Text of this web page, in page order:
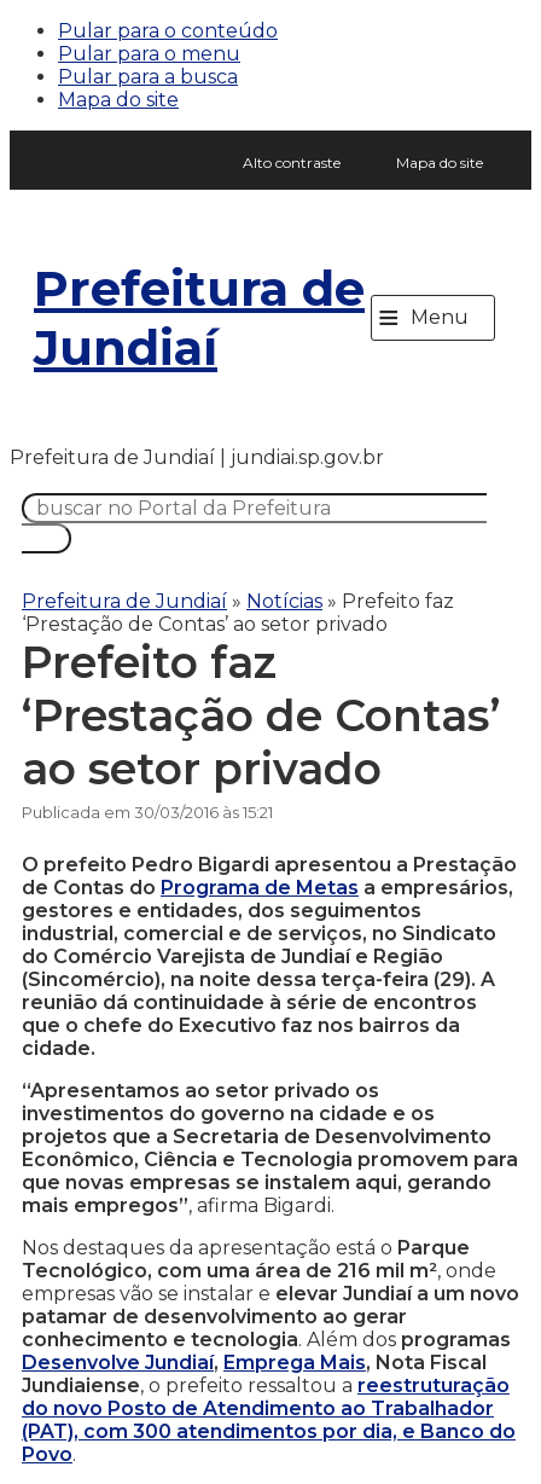
Pular para o conteúdo
Pular para o menu
Pular para a busca
Mapa do site
Alto contraste Mapa do site
Prefeitura de
Jundiaí
≡ Menu
Prefeitura de Jundiaí | jundiai.sp.gov.br
Prefeitura de Jundiaí » Notícias » Prefeito faz
‘Prestação de Contas’ ao setor privado
Prefeito faz
‘Prestação de Contas’
ao setor privado
Publicada em 30/03/2016 às 15:21
O prefeito Pedro Bigardi apresentou a Prestação
de Contas do Programa de Metas a empresários,
gestores e entidades, dos seguimentos
industrial, comercial e de serviços, no Sindicato
do Comércio Varejista de Jundiaí e Região
(Sincomércio), na noite dessa terça-feira (29). A
reunião dá continuidade à série de encontros
que o chefe do Executivo faz nos bairros da
cidade.
“Apresentamos ao setor privado os
investimentos do governo na cidade e os
projetos que a Secretaria de Desenvolvimento
Econômico, Ciência e Tecnologia promovem para
que novas empresas se instalem aqui, gerando
mais empregos”, afirma Bigardi.
Nos destaques da apresentação está o Parque
Tecnológico, com uma área de 216 mil m², onde
empresas vão se instalar e elevar Jundiaí a um novo
patamar de desenvolvimento ao gerar
conhecimento e tecnologia. Além dos programas
Desenvolve Jundiaí, Emprega Mais, Nota Fiscal
Jundiaiense, o prefeito ressaltou a reestruturação
do novo Posto de Atendimento ao Trabalhador
(PAT), com 300 atendimentos por dia, e Banco do
Povo.